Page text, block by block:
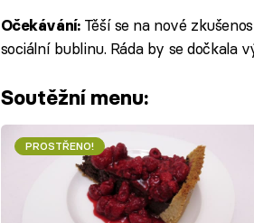
Očekávání: Těší se na nové
sociální bublinu. Ráda by se dočkala
Soutěžní menu:
PROSTŘENO!